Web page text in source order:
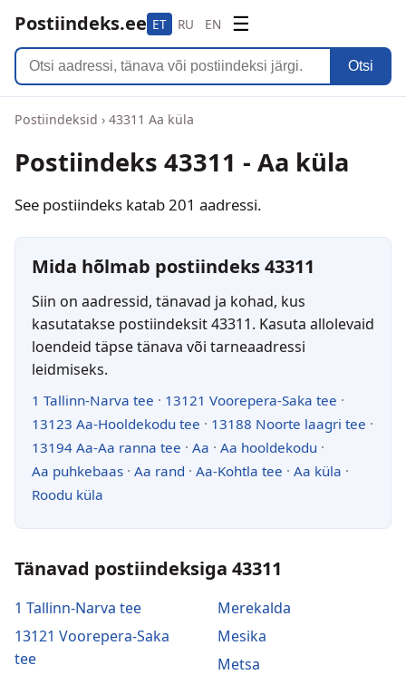
Postiindeks.ee ET RU EN ☰
Otsi
Postiindeksid › 43311 Aa küla
Postiindeks 43311 - Aa küla
See postiindeks katab 201 aadressi.
Mida hõlmab postiindeks 43311
Siin on aadressid, tänavad ja kohad, kus
kasutatakse postiindeksit 43311. Kasuta allolevaid
loendeid täpse tänava või tarneaadressi
leidmiseks.
1 Tallinn-Narva tee · 13121 Voorepera-Saka tee ·
13123 Aa-Hooldekodu tee · 13188 Noorte laagri tee ·
13194 Aa-Aa ranna tee · Aa · Aa hooldekodu ·
Aa puhkebaas · Aa rand · Aa-Kohtla tee · Aa küla ·
Roodu küla
Tänavad postiindeksiga 43311
1 Tallinn-Narva tee
13121 Voorepera-Saka
tee
Merekalda
Mesika
Metsa